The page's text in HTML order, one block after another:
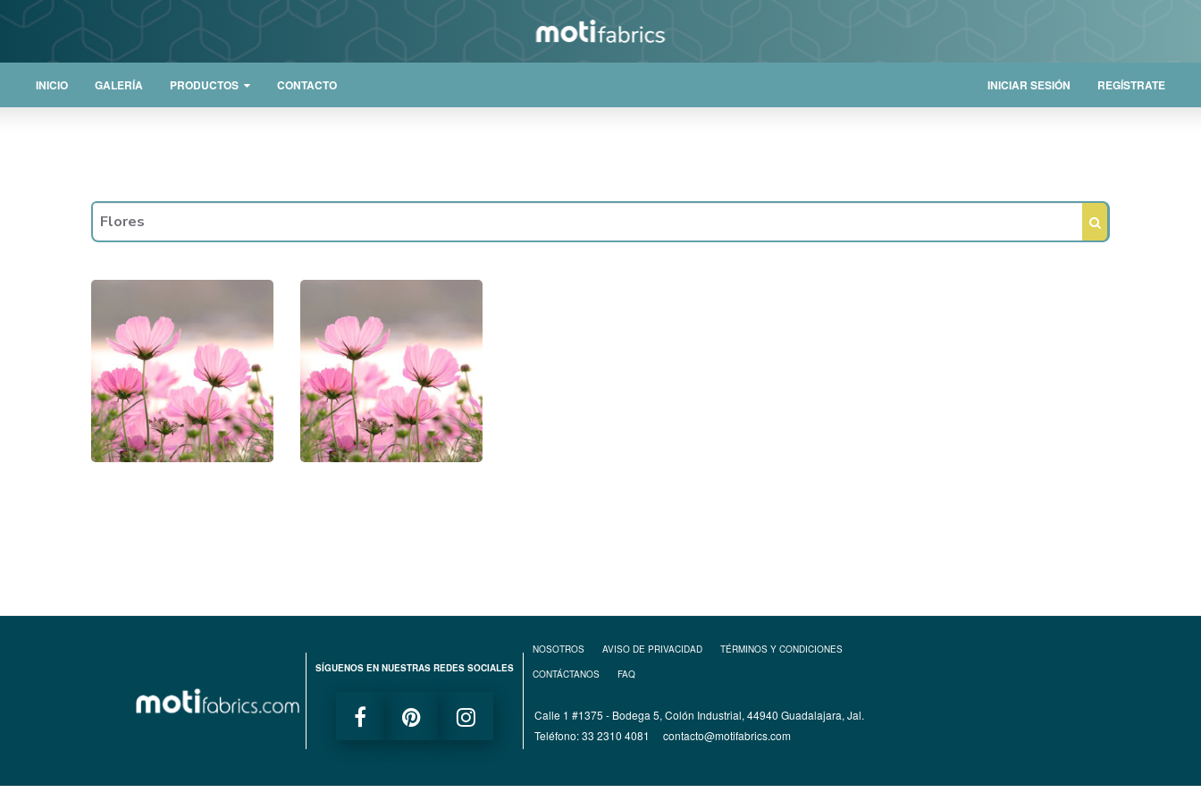
INICIO GALERÍA PRODUCTOS CONTACTO INICIAR SESIÓN REGÍSTRATE
SÍGUENOS EN NUESTRAS REDES SOCIALES
NOSOTROS AVISO DE PRIVACIDAD
TÉRMINOS Y CONDICIONES
CONTÁCTANOS
FAQ
Calle 1 #1375 - Bodega 5, Colón Industrial, 44940 Guadalajara, Jal.
Teléfono: 33 2310 4081
contacto@motifabrics.com